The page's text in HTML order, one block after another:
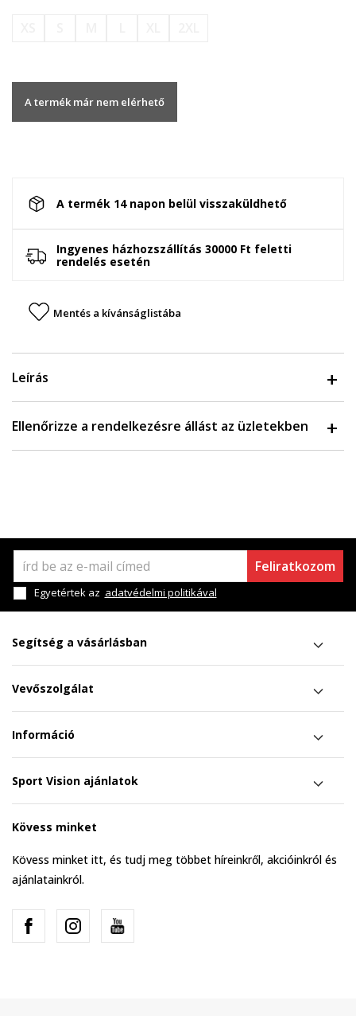
A termék már nem elérhető
A termék 14 napon belül visszaküldhető
Ingyenes házhozszállítás 30000 Ft feletti
rendelés esetén
Mentés a kívánságlistába
Leírás
Ellenőrizze a rendelkezésre állást az üzletekben
Feliratkozom
Egyetértek az adatvédelmi politikával
Segítség a vásárlásban
Vevőszolgálat
Információ
Sport Vision ajánlatok
Kövess minket
Kövess minket itt, és tudj meg többet híreinkről, akcióinkról és
ajánlatainkról.